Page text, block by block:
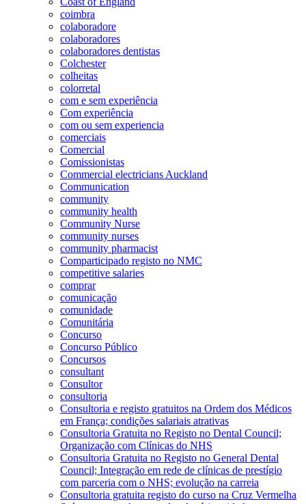
coimbra
colaboradore
colaboradores
colaboradores dentistas
Colchester
colheitas
colorretal
com e sem experiência
Com experiência
com ou sem experiencia
comerciais
Comercial
Comissionistas
Commercial electricians Auckland
Communication
community
community health
Community Nurse
community nurses
community pharmacist
Comparticipado registo no NMC
competitive salaries
comprar
comunicação
comunidade
Comunitária
Concurso
Concurso Público
Concursos
consultant
Consultor
consultoria
Consultoria e registo gratuitos na Ordem dos Médicos
em França; condições salariais atrativas
Consultoria Gratuita no Registo no Dental Council;
Organização com Clínicas do NHS
Consultoria Gratuita no Registo no General Dental
Council; Integração em rede de clínicas de prestígio
com parceria com o NHS; evolução na carreia
Consultoria gratuita registo do curso na Cruz Vermelha